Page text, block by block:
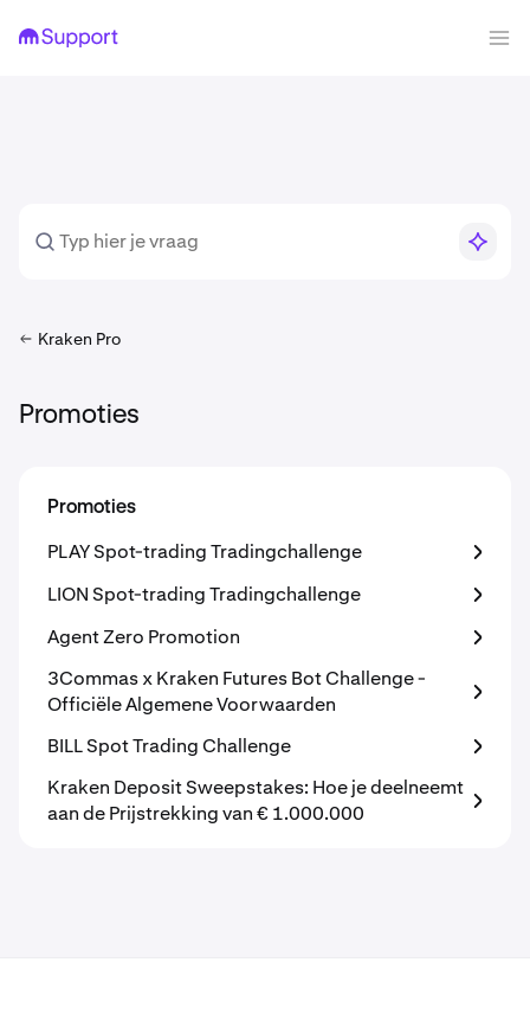
Kraken Pro
Promoties
Promoties
PLAY Spot-trading Tradingchallenge
LION Spot-trading Tradingchallenge
Agent Zero Promotion
3Commas x Kraken Futures Bot Challenge -
Officiële Algemene Voorwaarden
BILL Spot Trading Challenge
Kraken Deposit Sweepstakes: Hoe je deelneemt
aan de Prijstrekking van € 1.000.000